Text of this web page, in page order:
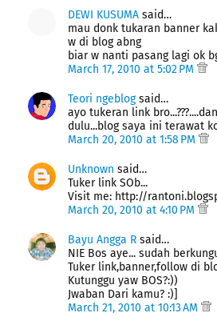
DEWI KUSUMA said…
mau donk tukaran banner
w di blog abng
biar w nanti pasang lagi ok
March 17, 2010 at 5:02 PM
Teori ngeblogsaid…
ayo tukeran link
dulu...blog saya ini terawat
March 20, 2010 at 1:58 PM
Unknown said…
Tuker link SOb...
Visit me: http://
March 20, 2010 at 4:10 PM
Bayu Angga R said…
NIE Bos aye... sudah
Tuker link,banner,follow di
Kutunggu yaw BOS?:))
Jwaban Dari kamu? :)]
March 21, 2010 at 10:13 AM